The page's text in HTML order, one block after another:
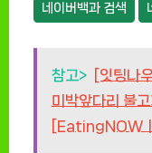
네이버백과 검색
참고> [잇팅나
미박앞다리 불
[EatingNOW